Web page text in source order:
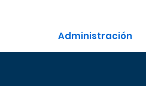
Administración